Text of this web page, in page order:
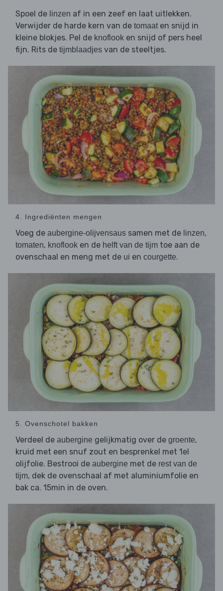
Spoel de linzen af in een zeef en laat uitlekken.
Verwijder de harde kern van de tomaaten snijd in
kleine blokjes. Pel de knoflook en snijd of pers heel
fijn. Rits de tijmblaadjes van de steeltjes.
4. Ingrediënten mengen
Voeg de aubergine-olijvensaus samen met de linzen,
tomaten, knoflook en de helft van de tijm toe aan de
ovenschaal en meng met de ui en courgette.
5. Ovenschotel bakken
Verdeel de aubergine gelijkmatig over de groente,
kruid met een snuf zout en besprenkel met 1el
olijfolie. Bestrooi de aubergine met de rest van de
tijm, dek de ovenschaal af met aluminiumfolie en
bak ca. 15min in de oven.